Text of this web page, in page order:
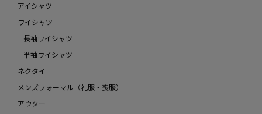
アイシャツ
ワイシャツ
長袖ワイシャツ
半袖ワイシャツ
ネクタイ
メンズフォーマル（礼服・喪服）
アウター